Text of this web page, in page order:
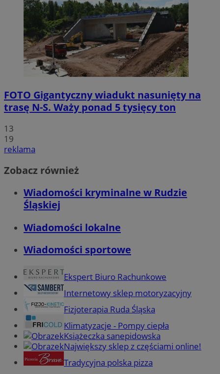
FOTO Gigantyczny wiadukt nasunięty na
trasę N-S. Waży ponad 5 tysięcy ton
13
19
reklama
Zobacz również
Wiadomości kryminalne w Rudzie
Śląskiej
Wiadomości lokalne
Wiadomości sportowe
Ekspert Biuro Rachunkowe
Internetowy sklep motoryzacyjny
Fizjoterapia Ruda Śląska
Klimatyzacje - Pompy ciepła
Książeczka sanepidowska
Największy sklep z częściami online!
Tradycyjna polska pizza